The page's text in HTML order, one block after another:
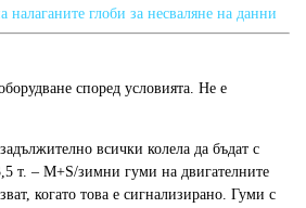
налаганите глоби за несваляне на данни
според условията. Не е
всички колела да бъдат с
т. – M+S/зимни гуми на двигателните
когато това е сигнализирано. Гуми с